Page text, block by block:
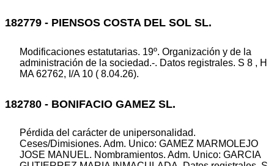
182779 - PIENSOS COSTA DEL SOL SL.
Modificaciones estatutarias. 19º. Organización y de la
administración de la sociedad.-. Datos registrales. S 8 , H
MA 62762, I/A 10 ( 8.04.26).
182780 - BONIFACIO GAMEZ SL.
Pérdida del carácter de unipersonalidad.
Ceses/Dimisiones. Adm. Unico: GAMEZ MARMOLEJO
JOSE MANUEL. Nombramientos. Adm. Unico: GARCIA